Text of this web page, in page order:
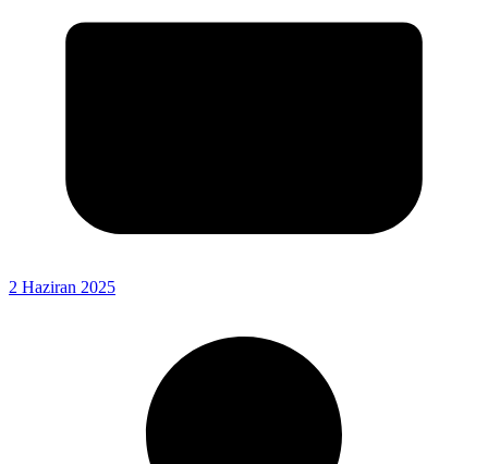
2 Haziran 2025